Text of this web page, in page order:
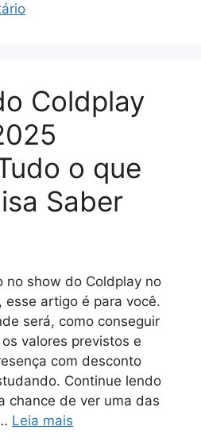
Coldplay
o que
Saber
no show do Coldplay no
esse artigo é para você.
será, como conseguir
valores previstos e
com desconto
Continue lendo
chance de ver uma das
Leia mais